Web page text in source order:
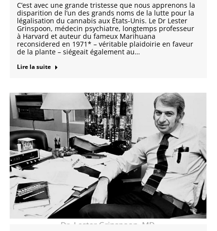
C’est avec une grande tristesse que nous apprenons la
disparition de l’un des grands noms de la lutte pour la
légalisation du cannabis aux États-Unis. Le Dr Lester
Grinspoon, médecin psychiatre, longtemps professeur
à Harvard et auteur du fameux Marihuana
reconsidered en 1971* – véritable plaidoirie en faveur
de la plante – siégeait également au…
Lire la suite